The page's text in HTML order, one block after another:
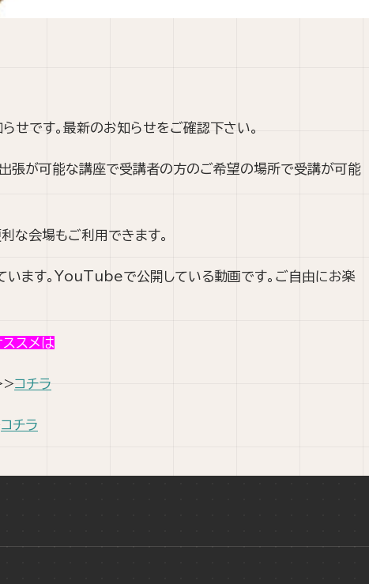
です。最新のお知らせをご確認下さい。
張が可能な講座で受講者の方のご希望の場所で受講が可能
な会場もご利用できます。
ます。YouTubeで公開している動画です。ご自由にお楽
スメは
コチラ
コチラ